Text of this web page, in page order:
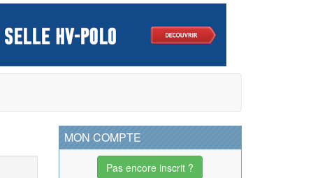
MON COMPTE
Pas encore inscrit ?